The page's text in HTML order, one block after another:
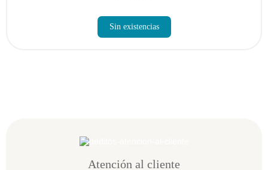
Sin existencias
Atención al cliente